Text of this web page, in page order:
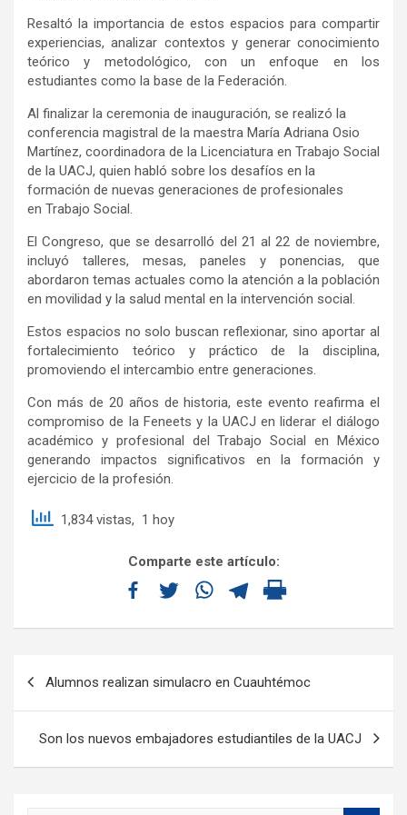
Resaltó la importancia de estos espacios para compartir
experiencias, analizar contextos y generar conocimiento
teórico y metodológico, con un enfoque en los
estudiantes como la base de la Federación.
Al finalizar la ceremonia de inauguración, se realizó la
conferencia magistral de la maestra María Adriana Osio
Martínez, coordinadora de la Licenciatura en Trabajo Social
de la UACJ, quien habló sobre los desafíos en la
formación de nuevas generaciones de profesionales
en Trabajo Social.
El Congreso, que se desarrolló del 21 al 22 de noviembre,
incluyó talleres, mesas, paneles y ponencias, que
abordaron temas actuales como la atención a la población
en movilidad y la salud mental en la intervención social.
Estos espacios no solo buscan reflexionar, sino aportar al
fortalecimiento teórico y práctico de la disciplina,
promoviendo el intercambio entre generaciones.
Con más de 20 años de historia, este evento reafirma el
compromiso de la Feneets y la UACJ en liderar el diálogo
académico y profesional del Trabajo Social en México
generando impactos significativos en la formación y
ejercicio de la profesión.
1,834 vistas, 1 hoy
Comparte este artículo:
Alumnos realizan simulacro en Cuauhtémoc
Son los nuevos embajadores estudiantiles de la UACJ